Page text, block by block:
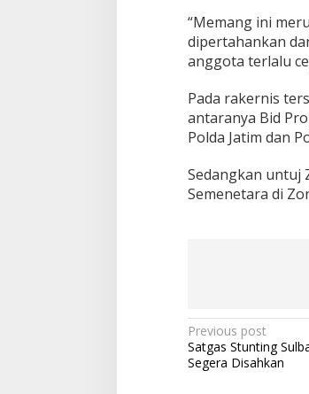
g
a
a
n
i
v
P
o
p
a
“Memang ini
dipertahankan
anggota terlalu
Pada rakernis
antaranya Bid
Polda Jatim dan
Sedangkan untuj
Semenetara di
P
o
Previous post
Satgas Stunting
Segera Disahkan